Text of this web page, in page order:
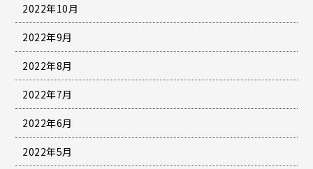
2022年10月
2022年9月
2022年8月
2022年7月
2022年6月
2022年5月